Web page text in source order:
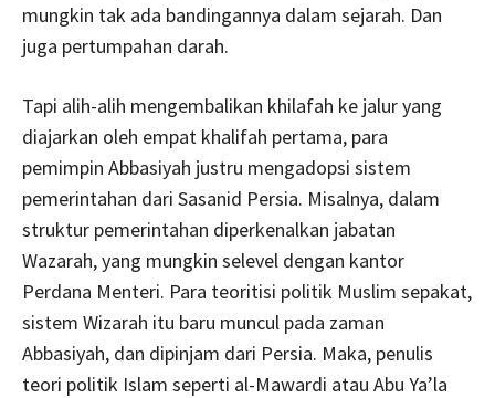
mungkin tak ada bandingannya dalam sejarah. Dan
juga pertumpahan darah.
Tapi alih-alih mengembalikan khilafah ke jalur yang
diajarkan oleh empat khalifah pertama, para
pemimpin Abbasiyah justru mengadopsi sistem
pemerintahan dari Sasanid Persia. Misalnya, dalam
struktur pemerintahan diperkenalkan jabatan
Wazarah, yang mungkin selevel dengan kantor
Perdana Menteri. Para teoritisi politik Muslim sepakat,
sistem Wizarah itu baru muncul pada zaman
Abbasiyah, dan dipinjam dari Persia. Maka, penulis
teori politik Islam seperti al-Mawardi atau Abu Ya’la